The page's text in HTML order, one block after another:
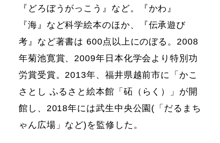
『どろぼうがっこう』など。『かわ』
『海』など科学絵本のほか、『伝承遊び
考』など著書は 600点以上にのぼる。2008
年菊池寛賞、2009年日本化学会より特別功
労賞受賞。2013年、福井県越前市に「かこ
さとし ふるさと絵本館「砳（らく）」が開
館し、2018年には武生中央公園(「だるまち
ゃん広場」など)を監修した。